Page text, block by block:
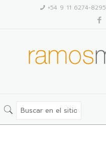
+54 9 11 6274-8295